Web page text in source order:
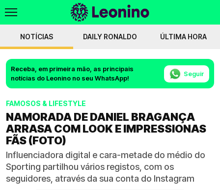
NOTÍCIAS DAILY RONALDO ÚLTIMA HORA
Receba, em primeira mão, as principais
notícias do Leonino no seu WhatsApp!
Seguir
FAMOSOS & LIFESTYLE
NAMORADA DE DANIEL BRAGANÇA
ARRASA COM LOOK E IMPRESSIONAS
FÃS (FOTO)
Influenciadora digital e cara-metade do médio do
Sporting partilhou vários registos, com os
seguidores, através da sua conta do Instagram